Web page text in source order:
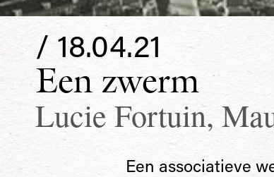
/ 18.04.21
Een zwerm
Lucie Fortuin,
Een associatieve